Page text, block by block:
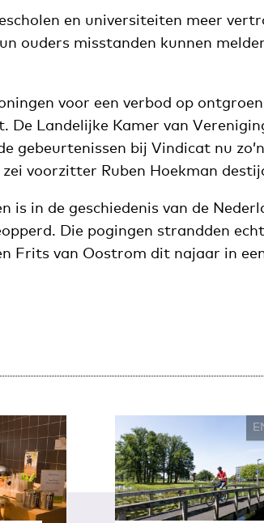
en universiteiten meer
ouders misstanden kunnen
voor een verbod op
De Landelijke Kamer van
gebeurtenissen bij Vindicat nu
voorzitter Ruben Hoekman
is in de geschiedenis van de
Die pogingen strandden
Frits van Oostrom dit najaar in